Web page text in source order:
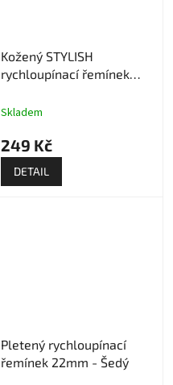
Kožený STYLISH
rychloupínací řemínek
Skladem
249 Kč
DETAIL
Pletený rychloupínací
řemínek 22mm - Šedý